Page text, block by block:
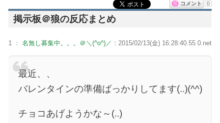
コメント 0
掲示板＠狼の反応まとめ
1 ： 名無し募集中。。。＠＼(^o^)／ ：2015/02/13(金) 16:28:40.55 0.net
最近、、
バレンタインの準備ばっかりしてます(..)(^^)
チョコあげようかな～(..)